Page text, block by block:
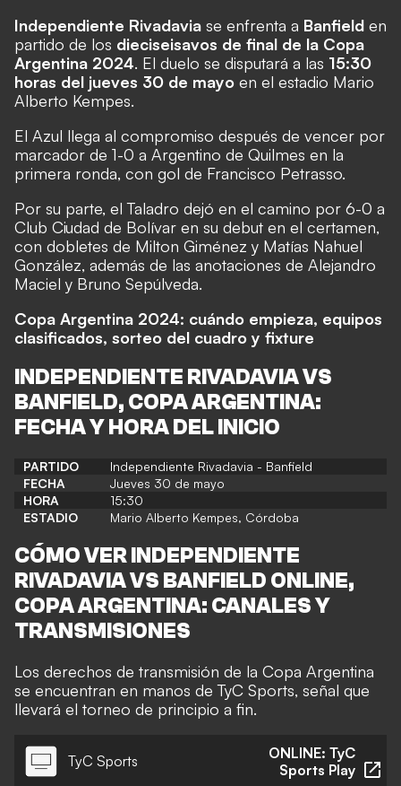
Independiente Rivadavia se enfrenta a Banfield en
partido de los dieciseisavos de final de la Copa
Argentina 2024. El duelo se disputará a las 15:30
horas del jueves 30 de mayo en el estadio Mario
Alberto Kempes.
El Azul llega al compromiso después de vencer por
marcador de 1-0 a Argentino de Quilmes en la
primera ronda, con gol de Francisco Petrasso.
Por su parte, el Taladro dejó en el camino por 6-0 a
Club Ciudad de Bolívar en su debut en el certamen,
con dobletes de Milton Giménez y Matías Nahuel
González, además de las anotaciones de Alejandro
Maciel y Bruno Sepúlveda.
Copa Argentina 2024: cuándo empieza, equipos
clasificados, sorteo del cuadro y fixture
INDEPENDIENTE RIVADAVIA VS
BANFIELD, COPA ARGENTINA:
FECHA Y HORA DEL INICIO
PARTIDO
Independiente Rivadavia - Banfield
FECHA
Jueves 30 de mayo
HORA
15:30
ESTADIO
Mario Alberto Kempes, Córdoba
CÓMO VER INDEPENDIENTE
RIVADAVIA VS BANFIELD ONLINE,
COPA ARGENTINA: CANALES Y
TRANSMISIONES
Los derechos de transmisión de la Copa Argentina
se encuentran en manos de TyC Sports, señal que
llevará el torneo de principio a fin.
TyC Sports ONLINE: TyC
Sports Play